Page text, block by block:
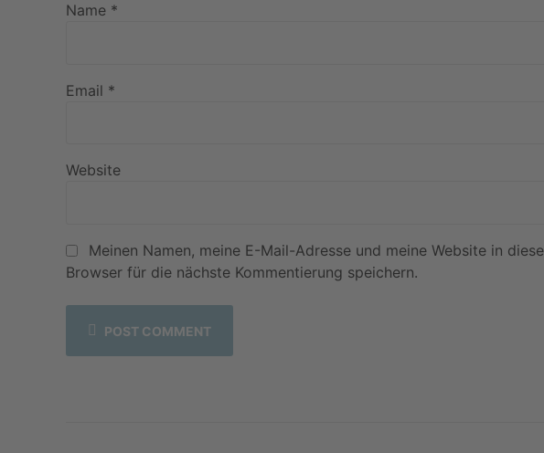
Name *
Email *
Website
Meinen Namen, meine E-Mail-Adresse und meine Website in
Browser für die nächste Kommentierung speichern.
POST COMMENT